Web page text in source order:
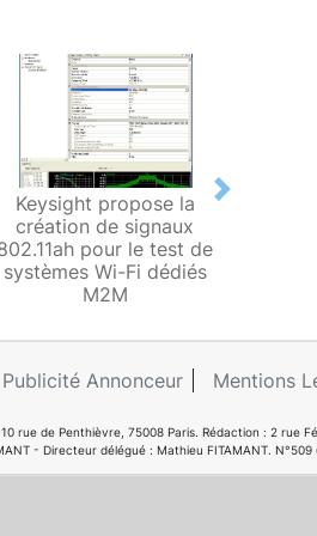
Keysight propose la
création de signaux
pour le test de
systèmes Wi-Fi dédiés
M2M
Next
Publicité Annonceur Mentions
de Penthièvre, 75008 Paris. Rédaction : 2 rue
- Directeur délégué : Mathieu FITAMANT. N°509